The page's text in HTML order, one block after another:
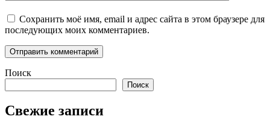
Сохранить моё имя, email и адрес сайта в этом браузере для
последующих моих комментариев.
Поиск
Поиск
Свежие записи